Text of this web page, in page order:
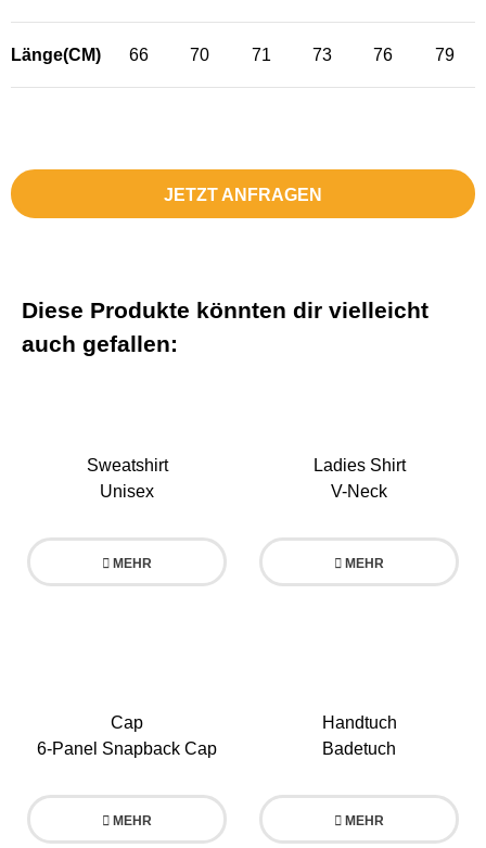
Länge(CM) 66 70 71 73 76 79
JETZT ANFRAGEN
Diese Produkte könnten dir vielleicht
auch gefallen:
Sweatshirt
Unisex
MEHR
Ladies Shirt
V-Neck
MEHR
Cap
6-Panel Snapback Cap
MEHR
Handtuch
Badetuch
MEHR